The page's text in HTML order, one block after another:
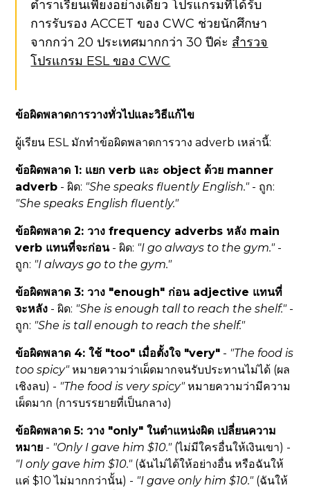
ตำราเรียนเพียงอย่างเดียว โปรแกรมที่ได้รับ
การรับรอง ACCET ของ CWC ช่วยนักศึกษา
จากกว่า 20 ประเทศมากกว่า 30 ปีค่ะ สำรวจ
โปรแกรม ESL ของ CWC
ข้อผิดพลาดการวางทั่วไปและวิธีแก้ไข
ผู้เรียน ESL มักทำข้อผิดพลาดการวาง adverb เหล่านี้:
ข้อผิดพลาด 1: แยก verb และ object ด้วย manner
adverb - ผิด: "She speaks fluently English."- ถูก:
"She speaks English fluently."
ข้อผิดพลาด 2: วาง frequency adverbs หลัง main
verb แทนที่จะก่อน- ผิด: "I go always to the gym."-
ถูก: "I always go to the gym."
ข้อผิดพลาด 3: วาง "enough" ก่อน adjective แทนที่
จะหลัง - ผิด: "She is enough tall to reach the shelf."-
ถูก: "She is tall enough to reach the shelf."
ข้อผิดพลาด 4: ใช้ "too" เมื่อตั้งใจ "very" - "The food is
too spicy"หมายความว่าเผ็ดมากจนรับประทานไม่ได้ (ผล
เชิงลบ) - "The food is very spicy"หมายความว่ามีความ
เผ็ดมาก (การบรรยายที่เป็นกลาง)
ข้อผิดพลาด 5: วาง "only" ในตำแหน่งผิด เปลี่ยนความ
หมาย - "OnlyI gave him $10."(ไม่มีใครอื่นให้เงินเขา) -
"Ionlygave him $10."(ฉันไม่ได้ให้อย่างอื่น หรือฉันให้
แค่ $10 ไม่มากกว่านั้น) - "I gaveonlyhim $10."(ฉันให้